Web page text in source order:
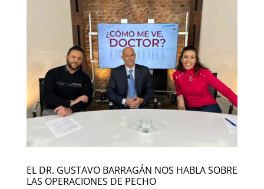
EL DR. GUSTAVO BARRAGÁN NOS HABLA SOBRE
LAS OPERACIONES DE PECHO